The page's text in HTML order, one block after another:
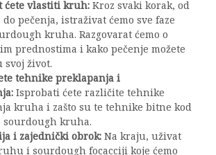
ćete vlastiti kruh: Kroz svaki korak, od
pečenja, istraživat ćemo sve faze
kruha. Razgovarat ćemo o
prednostima i kako pečenje možete
život.
tehnike preklapanja i
Isprobati ćete različite tehnike
kruha i zašto su te tehnike bitne kod
kruha.
i zajednički obrok: Na kraju, uživat
i sourdough focacciji koje ćemo